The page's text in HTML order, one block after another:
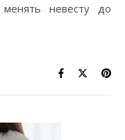
невесту до